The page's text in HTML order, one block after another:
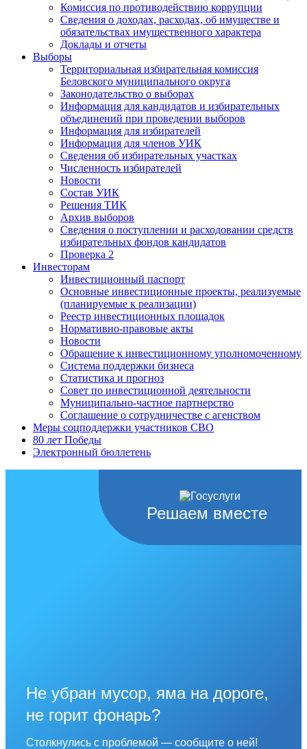
Комиссия по противодействию коррупции
Сведения о доходах, расходах, об имуществе и
обязательствах имущественного характера
Доклады и отчеты
Выборы
Территориальная избирательная комиссия
Беловского муниципального округа
Законодательство о выборах
Информация для кандидатов и избирательных
объединений при проведении выборов
Информация для избирателей
Информация для членов УИК
Сведения об избирательных участках
Численность избирателей
Новости
Состав УИК
Решения ТИК
Архив выборов
Сведения о поступлении и расходовании средств
избирательных фондов кандидатов
Проверка 2
Инвесторам
Инвестиционный паспорт
Основные инвестиционные проекты, реализуемые
(планируемые к реализации)
Реестр инвестиционных площадок
Нормативно-правовые акты
Новости
Обращение к инвестиционному уполномоченному
Система поддержки бизнеса
Статистика и прогноз
Совет по инвестиционной деятельности
Муниципально-частное партнерство
Соглашение о сотрудничестве с агенством
Меры соцподдержки участников СВО
80 лет Победы
Электронный бюллетень
Решаем вместе
Не убран мусор, яма на дороге,
не горит фонарь?
Столкнулись с проблемой — сообщите о ней!